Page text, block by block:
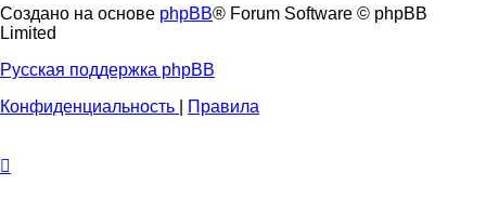
Создано на основе phpBB® Forum Software © phpBB
Limited
Русская поддержка phpBB
Конфиденциальность
Правила